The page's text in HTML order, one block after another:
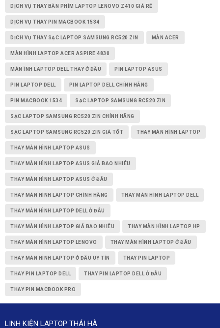
DỊCH VỤ THAY BÀN PHÍM LAPTOP LENOVO Z410 GIÁ RẺ
DỊCH VỤ THAY PIN MACBOOK 1534
DỊCH VỤ THAY SẠC LAPTOP SAMSUNG RC520 ZIN MÀN ACER
MÀN HÌNH LAPTOP ACER ASPIRE 4830
MÀN ÌNH LAPTOP DELL THAY Ở ĐÂU PIN LAPTOP ASUS
PIN LAPTOP DELL PIN LAPTOP DELL CHÍNH HÃNG
PIN MACBOOK 1534 SẠC LAPTOP SAMSUNG RC520 ZIN
SẠC LAPTOP SAMSUNG RC520 ZIN CHÍNH HÃNG
SẠC LAPTOP SAMSUNG RC520 ZIN GIÁ TỐT THAY MÀN HÌNH LAPTOP
THAY MÀN HÌNH LAPTOP ASUS
THAY MÀN HÌNH LAPTOP ASUS GIÁ BAO NHIÊU
THAY MÀN HÌNH LAPTOP ASUS Ở ĐÂU
THAY MÀN HÌNH LAPTOP CHÍNH HÃNG THAY MÀN HÌNH LAPTOP DELL
THAY MÀN HÌNH LAPTOP DELL Ở ĐÂU
THAY MÀN HÌNH LAPTOP GIÁ BAO NHIÊU THAY MÀN HÌNH LAPTOP HP
THAY MÀN HÌNH LAPTOP LENOVO THAY MÀN HÌNH LAPTOP Ở ĐÂU
THAY MÀN HÌNH LAPTOP Ở ĐÂU UY TÍN THAY PIN LAPTOP
THAY PIN LAPTOP DELL THAY PIN LAPTOP DELL Ở ĐÂU
THAY PIN MACBOOK PRO
LINH KIỆN LAPTOP THÁI HÀ